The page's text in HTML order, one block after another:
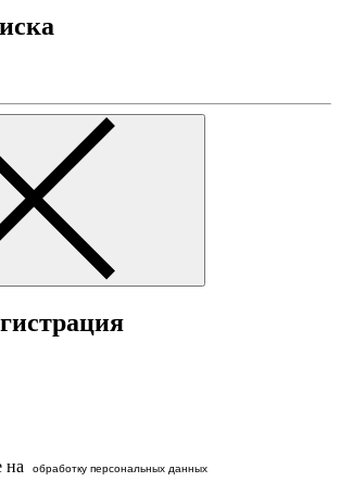
на обработку персональных данных